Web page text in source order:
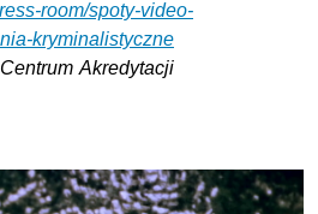
room/spoty-video-
kryminalistyczne
Akredytacji